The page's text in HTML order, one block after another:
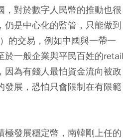
，對於數字人民幣的推動也很
仍是中心化的監管，只能做到
的交易，例如中國與一帶一
於一般企業與平民百姓的retail
因為有錢人最怕資金流向被政
發展，恐怕只會限制在有限範
極發展穩定幣，南韓剛上任的